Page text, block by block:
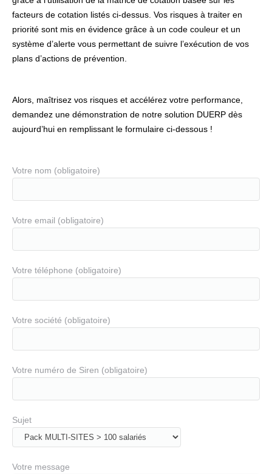
facteurs de cotation listés ci-dessus. Vos risques à traiter en
priorité sont mis en évidence grâce à un code couleur et un
système d’alerte vous permettant de suivre l’exécution de vos
plans d’actions de prévention.
Alors, maîtrisez vos risques et accélérez votre performance,
demandez une démonstration de notre solution DUERP dès
aujourd’hui en remplissant le formulaire ci-dessous !
Votre nom (obligatoire)
Votre email (obligatoire)
Votre téléphone (obligatoire)
Votre société (obligatoire)
Votre numéro de Siren (obligatoire)
Sujet
Votre message